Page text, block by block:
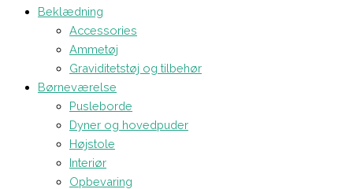
Beklædning
Accessories
Ammetøj
Graviditetstøj og tilbehør
Børneværelse
Pusleborde
Dyner og hovedpuder
Højstole
Interiør
Opbevaring